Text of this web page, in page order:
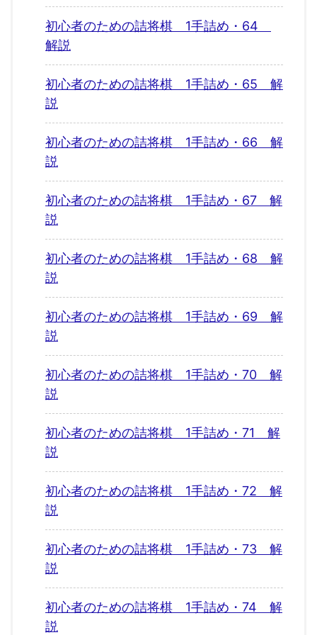
初心者のための詰将棋 1手詰め・64
解説
初心者のための詰将棋 1手詰め・65 解
説
初心者のための詰将棋 1手詰め・66 解
説
初心者のための詰将棋 1手詰め・67 解
説
初心者のための詰将棋 1手詰め・68 解
説
初心者のための詰将棋 1手詰め・69 解
説
初心者のための詰将棋 1手詰め・70 解
説
初心者のための詰将棋 1手詰め・71 解
説
初心者のための詰将棋 1手詰め・72 解
説
初心者のための詰将棋 1手詰め・73 解
説
初心者のための詰将棋 1手詰め・74 解
説